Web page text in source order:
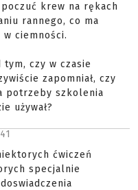
krew na rękach
rannego, co ma
ciemności.
tym, czy w czasie
zapomniał, czy
potrzeby szkolenia
używał?
ćwiczeń
specjalnie